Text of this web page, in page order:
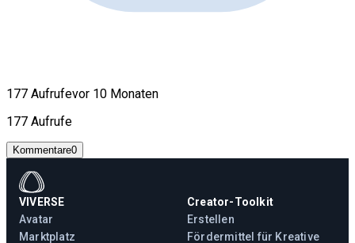
177 Aufrufevor 10 Monaten
177 Aufrufe
Kommentare0
VIVERSE
Avatar
Marktplatz
Creator-Toolkit
Erstellen
Fördermittel für Kreative